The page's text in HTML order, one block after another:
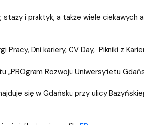
i praktyk, a także wiele ciekawych
Pracy, Dni kariery, CV Day, Pikniki z
„PROgram Rozwoju Uniwersytetu
się w Gdańsku przy ulicy